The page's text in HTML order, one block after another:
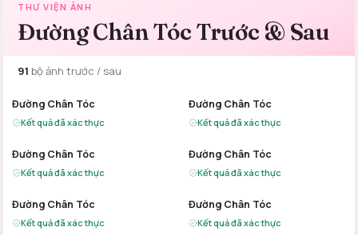
THƯ VIỆN ẢNH
Đường Chân Tóc Trước & Sau
91 bộ ảnh trước / sau
B
Đường Chân Tóc
Kết quả đã xác thực
B
Đường Chân Tóc
Kết quả đã xác thực
B
Đường Chân Tóc
Kết quả đã xác thực
B
Đường Chân Tóc
Kết quả đã xác thực
B
Đường Chân Tóc
Kết quả đã xác thực
B
Đường Chân Tóc
Kết quả đã xác thực